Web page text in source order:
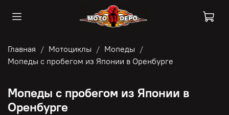
Главная Мотоциклы
Мопеды
Мопеды с пробегом из Японии в Оренбурге
Мопеды с пробегом из Японии в
Оренбурге